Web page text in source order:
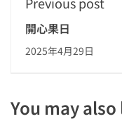
開心果日
2025年4月29日
You may also